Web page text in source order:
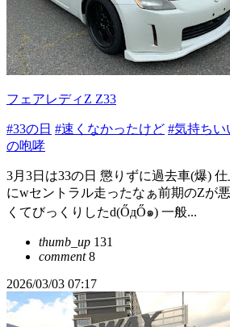
フェアレディZ Z33
#33の日 #速くなかったけど #気持ちい
の咆哮
3月3日は33の日 懲りずに過去車(爆)
にwセントラル走ったなぁ前期のZが
くてびっくりしたd(ŐдŐ๑) 一般...
thumb_up 131
comment8
2026/03/03 07:17